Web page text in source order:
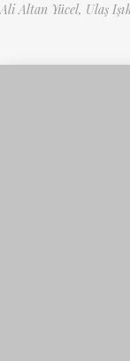
Ali Altan Yücel, Ulaş